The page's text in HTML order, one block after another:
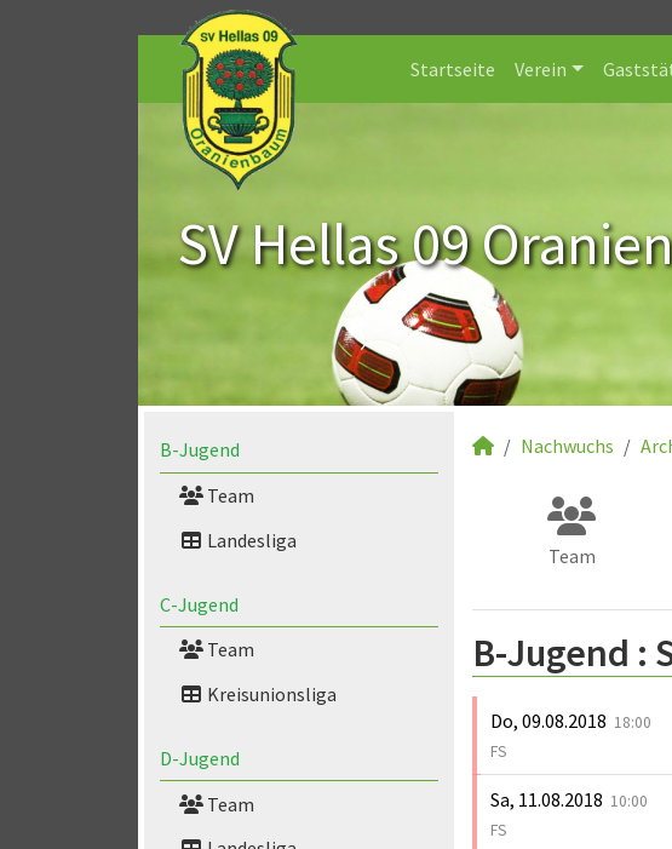
Startseite Verein
SV Hellas 09
B-Jugend
Team
Landesliga
C-Jugend
Team
Kreisunionsliga
D-Jugend
Team
Nachwuchs
Team
B-Jugend :
Do, 09.08.2018 18:00
FS
Sa, 11.08.2018 10:00
FS